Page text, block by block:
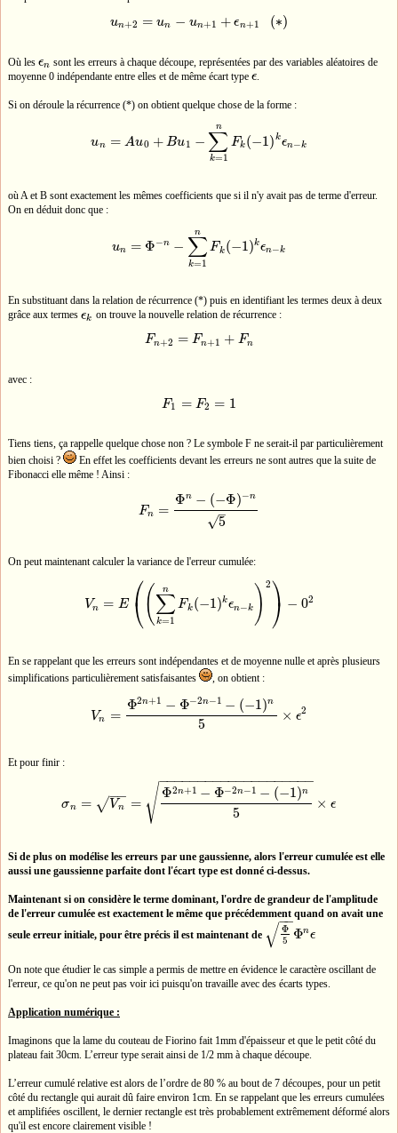
un+2 = un − un+1 + ϵn+1 (∗)
un+ 2=u n− un+1+ϵ n+1 (∗)
Où les ϵn
ϵn sont les erreurs à chaque découpe, représentées par des variables aléatoires de
moyenne 0 indépendante entre elles et de même écart type ϵ
ϵ.
Si on déroule la récurrence (*) on obtient quelque chose de la forme :
un = Au0 + Bu1 − ∑
k=1
n
Fk (−1) kϵn−k
un=Au 0+ Bu1−∑k= 1nF (−1)kϵn− k
où A et B sont exactement les mêmes coefficients que si il n'y avait pas de terme d'erreur.
On en déduit donc que :
un = Φ−n − ∑
k=1
n
F k (−1)kϵn−k
un =Φ −n −∑ =1 Fk(−1)kϵn−k
En substituant dans la relation de récurrence (*) puis en identifiant les termes deux à deux
grâce aux termes ϵk
ϵk on trouve la nouvelle relation de récurrence :
Fn+2 = Fn+1 + Fn
Fn +2=Fn+1+ Fn
avec :
F1 = F2 = 1
F1=F2= 1
Tiens tiens, ça rappelle quelque chose non ? Le symbole F ne serait-il par particulièrement
bien choisi ?
En effet les coefficients devant les erreurs ne sont autres que la suite de
Fibonacci elle même ! Ainsi :
Fn =
Φn − (−Φ)−n
5
–
√
Fn =Φn−(−Φ)−n5
On peut maintenant calculer la variance de l'erreur cumulée:
Vn = E ⎛
⎝(∑
k=1
n
F k (−1)kϵn−k ) 2⎞
⎠ − 02
V n E ∑k 1nFk (−1) kϵn−k)2 −
En se rappelant que les erreurs sont indépendantes et de moyenne nulle et après plusieurs
simplifications particulièrement satisfaisantes
, on obtient :
Vn =
Φ2n+1 − Φ−2n−1 − (−1 )n
5
× ϵ2
Vn=Φ2n+1−Φ−2n−1−(−1)n5×ϵ2
Et pour finir :
σn = Vn
−−
√ =
Φ2n+1 − Φ−2n−1 − (−1)n
5
− −
−−−−−−−−−−−−−−−−−−
√ × ϵ
σ n=V n = Φ2n+1−Φ−2n−1−(−1)n5×ϵ
Si de plus on modélise les erreurs par une gaussienne, alors l'erreur cumulée est elle
aussi une gaussienne parfaite dont l'écart type est donné ci-dessus.
Maintenant si on considère le terme dominant, l'ordre de grandeur de l'amplitude
de l'erreur cumulée est exactement le même que précédemment quand on avait une
seule erreur initiale, pour être précis il est maintenant de
Φ
5
−−
√ Φnϵ
Φ 5 Φn ϵ
On note que étudier le cas simple a permis de mettre en évidence le caractère oscillant de
l'erreur, ce qu'on ne peut pas voir ici puisqu'on travaille avec des écarts types.
Application numérique :
Imaginons que la lame du couteau de Fiorino fait 1mm d'épaisseur et que le petit côté du
plateau fait 30cm. L’erreur type serait ainsi de 1/2 mm à chaque découpe.
L’erreur cumulé relative est alors de l’ordre de 80 % au bout de 7 découpes, pour un petit
côté du rectangle qui aurait dû faire environ 1cm. En se rappelant que les erreurs cumulées
et amplifiées oscillent, le dernier rectangle est très probablement extrêmement déformé alors
qu'il est encore clairement visible !